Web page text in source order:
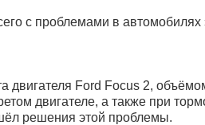
с проблемами в автомобилях
двигателя Ford Focus 2,
двигателе, а также при
решения этой проблемы.